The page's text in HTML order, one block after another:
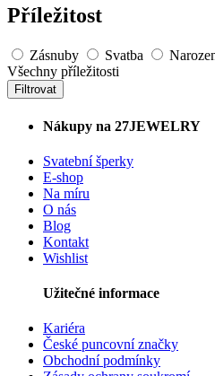
Příležitost
Zásnuby Svatba
Všechny příležitosti
Filtrovat
Nákupy na 27JEWELRY
Svatební šperky
E-shop
Na míru
O nás
Blog
Kontakt
Wishlist
Užitečné informace
Kariéra
České puncovní značky
Obchodní podmínky